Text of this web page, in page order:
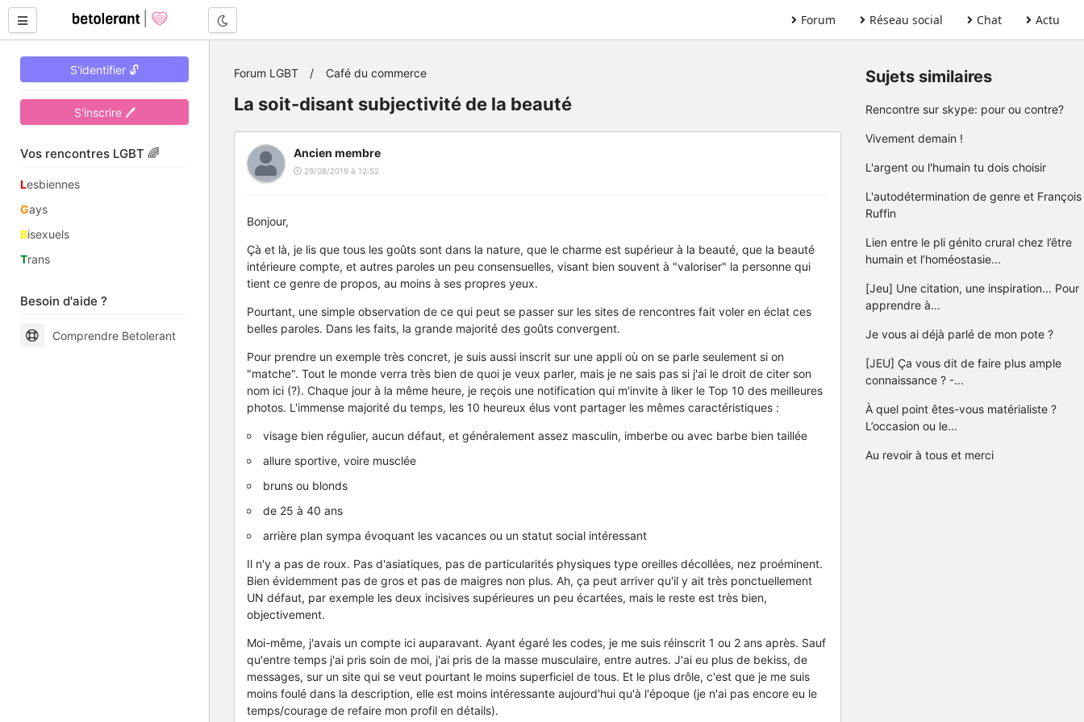
Forum Réseau social Chat Actu
S'identifier 🔓
S'inscrire 🖊
Vos rencontres LGBT 🌈
Lesbiennes
Gays
Bisexuels
Trans
Besoin d'aide ?
Comprendre Betolerant
Forum LGBT Café du commerce
La soit-disant subjectivité de la beauté
Ancien membre
29/08/2019 à 12:52
Bonjour,
Çà et là, je lis que tous les goûts sont dans la nature, que le charme est supérieur à la beauté, que la beauté
intérieure compte, et autres paroles un peu consensuelles, visant bien souvent à "valoriser" la personne qui
tient ce genre de propos, au moins à ses propres yeux.
Pourtant, une simple observation de ce qui peut se passer sur les sites de rencontres fait voler en éclat ces
belles paroles. Dans les faits, la grande majorité des goûts convergent.
Pour prendre un exemple très concret, je suis aussi inscrit sur une appli où on se parle seulement si on
"matche". Tout le monde verra très bien de quoi je veux parler, mais je ne sais pas si j'ai le droit de citer son
nom ici (?). Chaque jour à la même heure, je reçois une notification qui m'invite à liker le Top 10 des meilleures
photos. L'immense majorité du temps, les 10 heureux élus vont partager les mêmes caractéristiques :
visage bien régulier, aucun défaut, et généralement assez masculin, imberbe ou avec barbe bien taillée
allure sportive, voire musclée
bruns ou blonds
de 25 à 40 ans
arrière plan sympa évoquant les vacances ou un statut social intéressant
Il n'y a pas de roux. Pas d'asiatiques, pas de particularités physiques type oreilles décollées, nez proéminent.
Bien évidemment pas de gros et pas de maigres non plus. Ah, ça peut arriver qu'il y ait très ponctuellement
UN défaut, par exemple les deux incisives supérieures un peu écartées, mais le reste est très bien,
objectivement.
Moi-même, j'avais un compte ici auparavant. Ayant égaré les codes, je me suis réinscrit 1 ou 2 ans après. Sauf
qu'entre temps j'ai pris soin de moi, j'ai pris de la masse musculaire, entre autres. J'ai eu plus de bekiss, de
messages, sur un site qui se veut pourtant le moins superficiel de tous. Et le plus drôle, c'est que je me suis
moins foulé dans la description, elle est moins intéressante aujourd'hui qu'à l'époque (je n'ai pas encore eu le
temps/courage de refaire mon profil en détails).
Sujets similaires
Rencontre sur skype: pour ou contre?
Vivement demain !
L'argent ou l'humain tu dois choisir
L'autodétermination de genre et François
Ruffin
Lien entre le pli génito crural chez l’être
humain et l’homéostasie...
[Jeu] Une citation, une inspiration... Pour
apprendre à...
Je vous ai déjà parlé de mon pote ?
[JEU] Ça vous dit de faire plus ample
connaissance ? -...
À quel point êtes-vous matérialiste ?
L’occasion ou le...
Au revoir à tous et merci